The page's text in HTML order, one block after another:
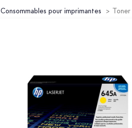
Consommables pour imprimantes Toner